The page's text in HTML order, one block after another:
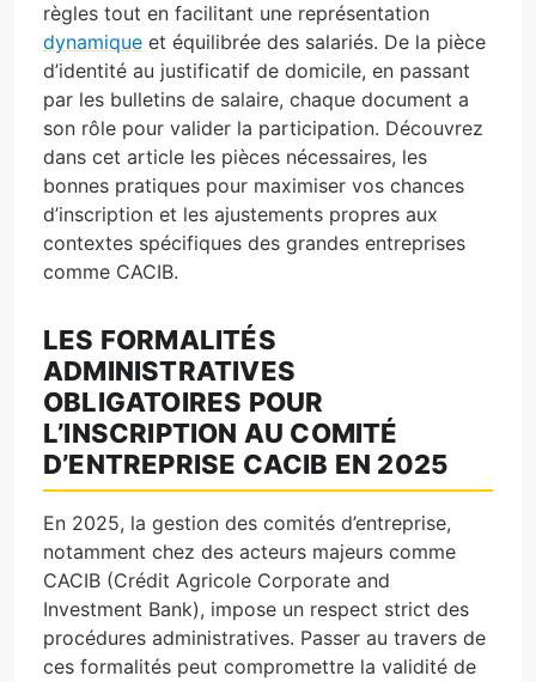
règles tout en facilitant une représentation
dynamique et équilibrée des salariés. De la pièce
d’identité au justificatif de domicile, en passant
par les bulletins de salaire, chaque document a
son rôle pour valider la participation. Découvrez
dans cet article les pièces nécessaires, les
bonnes pratiques pour maximiser vos chances
d’inscription et les ajustements propres aux
contextes spécifiques des grandes entreprises
comme CACIB.
LES FORMALITÉS
ADMINISTRATIVES
OBLIGATOIRES POUR
L’INSCRIPTION AU COMITÉ
D’ENTREPRISE CACIB EN 2025
En 2025, la gestion des comités d’entreprise,
notamment chez des acteurs majeurs comme
CACIB (Crédit Agricole Corporate and
Investment Bank), impose un respect strict des
procédures administratives. Passer au travers de
ces formalités peut compromettre la validité de